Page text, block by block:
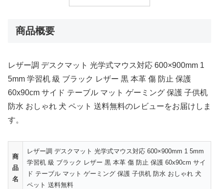
商品概要
レザー調 デスクマット 光学式マウス対応 600×900mm 1
5mm 学習机 級 ブラック レザー 黒 本革 傷 防止 保護
60x90cm サイド テーブル マット ゲーミング 保護 子供机
防水 おしゃれ 犬 ペット 送料無料のレビューをお届けしま
す。
商
品
名
レザー調 デスクマット 光学式マウス対応 600×900mm 1 5mm
学習机 級 ブラック レザー 黒 本革 傷 防止 保護 60x90cm サイ
ド テーブル マット ゲーミング 保護 子供机 防水 おしゃれ 犬
ペット 送料無料